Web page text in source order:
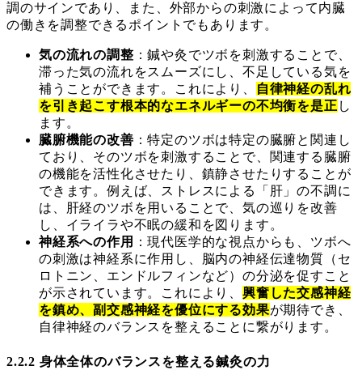
調のサインであり、また、外部からの刺激によって内臓
の働きを調整できるポイントでもあります。
気の流れの調整 ：鍼や灸でツボを刺激することで、
滞った気の流れをスムーズにし、不足している気を
補うことができます。これにより、
自律神経の乱れ
を引き起こす根本的なエネルギーの不均衡を是正 し
ます。
臓腑機能の改善 ：特定のツボは特定の臓腑と関連し
ており、そのツボを刺激することで、関連する臓腑
の機能を活性化させたり、鎮静させたりすることが
できます。例えば、ストレスによる「肝」の不調に
は、肝経のツボを用いることで、気の巡りを改善
し、イライラや不眠の緩和を図ります。
神経系への作用
：現代医学的な視点からも、ツボへ
の刺激は神経系に作用し、脳内の神経伝達物質（セ
ロトニン、エンドルフィンなど）の分泌を促すこと
が示されています。これにより、 興奮した交感神経
を鎮め、副交感神経を優位にする効果が期待でき、
自律神経のバランスを整えることに繋がります。
2.2.2 身体全体のバランスを整える鍼灸の力